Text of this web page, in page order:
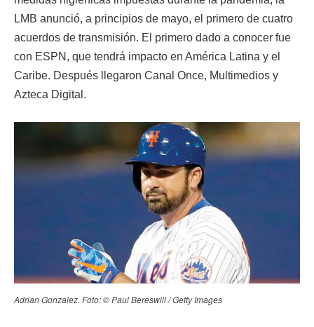
LMB anunció, a principios de mayo, el primero de cuatro
acuerdos de transmisión. El primero dado a conocer fue
con ESPN, que tendrá impacto en América Latina y el
Caribe. Después llegaron Canal Once, Multimedios y
Azteca Digital.
Adrian Gonzalez. Foto: © Paul Bereswill / Getty Images